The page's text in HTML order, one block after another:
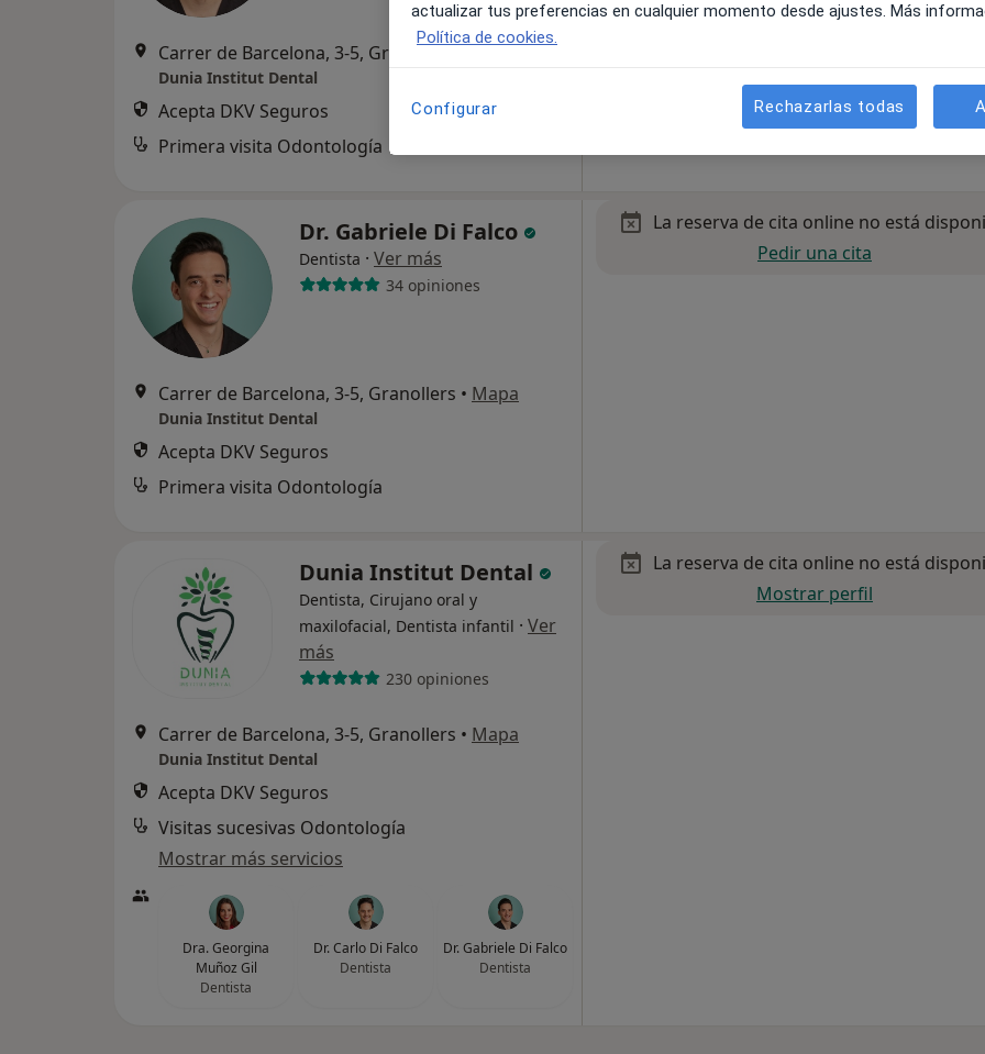
Carrer de Barcelona, 3-5, Granollers•Mapa
Dunia Institut Dental
Acepta DKV Seguros
Primera visita Odontología
Dr. Gabriele Di Falco
Dentista · Ver más
34 opiniones
Carrer de Barcelona, 3-5, Granollers • Mapa
Dunia Institut Dental
Acepta DKV Seguros
Primera visita Odontología
La reserva de cita online no está
Pedir una cita
Dunia Institut Dental
Dentista, Cirujano oral y
maxilofacial, Dentista infantil · Ver
más
230 opiniones
Carrer de Barcelona, 3-5, Granollers • Mapa
Dunia Institut Dental
Acepta DKV Seguros
Visitas sucesivas Odontología
Mostrar más servicios
Dra. Georgina
Muñoz Gil
Dentista
Dr. Carlo Di Falco
Dentista
Dr. Gabriele Di Falco
Dentista
La reserva de cita online no está
Mostrar perfil
actualizar tus preferencias en cualquier momento desde ajustes. Más
Política de cookies.
Configurar Rechazarlas todas